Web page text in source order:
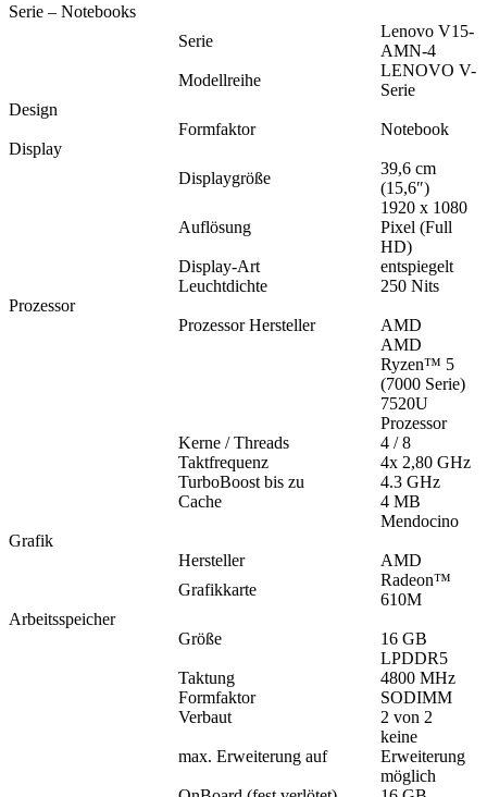
Serie – Notebooks
Serie
Lenovo V15-
AMN-4
Modellreihe
LENOVO V-
Serie
Design
Formfaktor
Notebook
Display
Displaygröße
39,6 cm
(15,6″)
Auflösung
1920 x 1080
Pixel (Full
HD)
Display-Art
entspiegelt
Leuchtdichte
250 Nits
Prozessor
Prozessor Hersteller
AMD
AMD
Ryzen™ 5
(7000 Serie)
7520U
Prozessor
Kerne / Threads
4 / 8
Taktfrequenz
4x 2,80 GHz
TurboBoost bis zu
4.3 GHz
Cache
4 MB
Mendocino
Grafik
Hersteller
AMD
Grafikkarte
Radeon™
610M
Arbeitsspeicher
Größe
16 GB
LPDDR5
Taktung
4800 MHz
Formfaktor
SODIMM
Verbaut
2 von 2
max. Erweiterung auf
keine
Erweiterung
möglich